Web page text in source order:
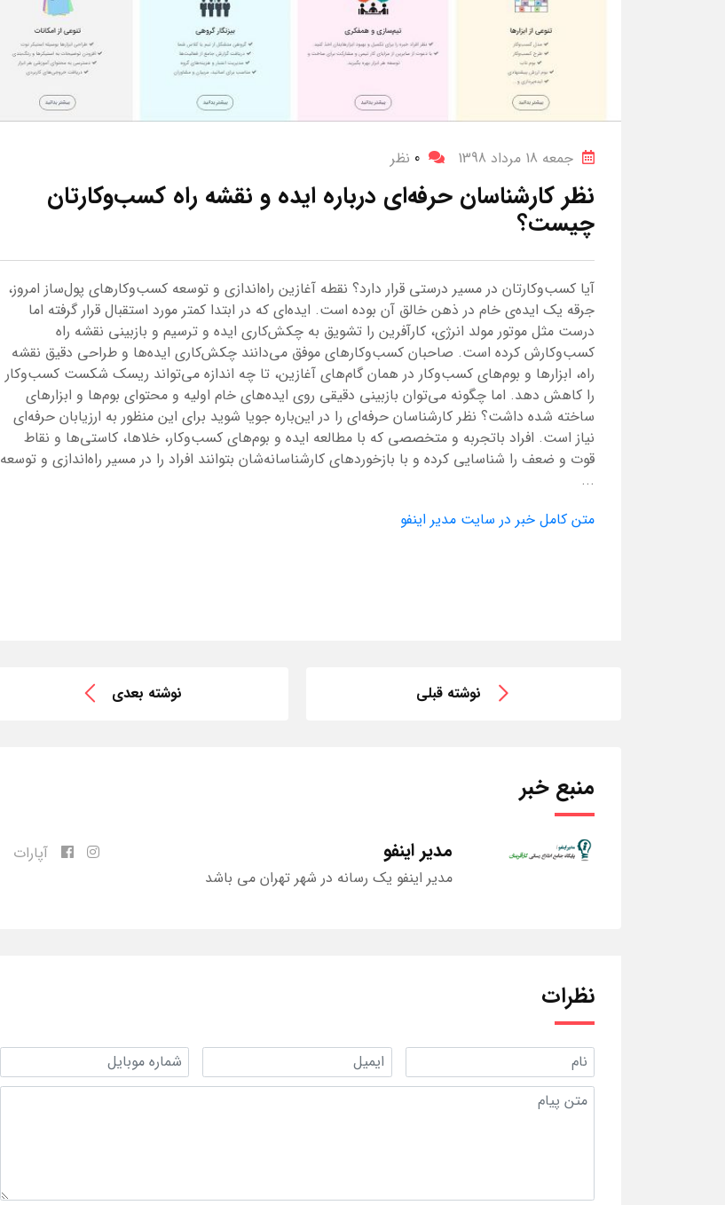
جمعه 18 مرداد 1398 0 نظر
نظر کارشناسان حرفه‌ای درباره ایده و نقشه راه کسب‌و‌کارتان
چیست؟
آیا کسب‌وکارتان در مسیر درستی قرار دارد؟ نقطه آغازین راه‌اندازی و توسعه کسب‌و‌کارهای پول‌ساز امروز،
جرقه یک ایده‌ی خام در ذهن خالق آن بوده است. ایده‌ای که در ابتدا کمتر مورد استقبال قرار گرفته اما
درست مثل موتور مولد انرژی، کارآفرین را تشویق به چکش‌کاری ایده و ترسیم و بازبینی نقشه راه
کسب‌و‌کارش کرده است. صاحبان کسب‌و‌کارهای موفق می‌دانند چکش‌کاری ایده‌ها و طراحی دقیق نقشه
راه، ابزارها و بوم‌های کسب‌و‌کار در همان گام‌های آغازین، تا چه اندازه می‌تواند ریسک شکست کسب‌و‌کار
را کاهش دهد. اما چگونه می‌توان بازبینی دقیقی روی ایده‌های خام اولیه و محتوای بوم‌ها و ابزارهای
ساخته شده داشت؟ نظر کارشناسان حرفه‌ای را در این‌باره جویا شوید برای این منظور به ارزیابان حرفه‌ای
نیاز است. افراد باتجربه و متخصصی که با مطالعه ایده و بوم‌های کسب‌وکار، خلا‌ها، کاستی‌ها و نقاط
قوت و ضعف را شناسایی کرده و با بازخوردهای کارشناسانه‌شان بتوانند افراد را در مسیر راه‌اندازی و توسعه
...
متن کامل خبر در سایت مدیر اینفو
نوشته قبلی نوشته بعدی
منبع خبر
مدیر اینفو
مدیر اینفو یک رسانه در شهر تهران می باشد
آپارات
نظرات